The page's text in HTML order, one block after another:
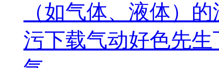
（如气体、液体）
污下载气动好色先